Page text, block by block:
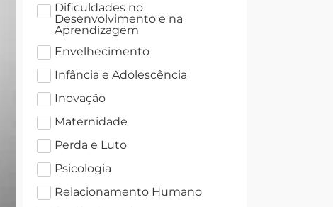
Dificuldades no
Desenvolvimento e na
Aprendizagem
Envelhecimento
Infância e Adolescência
Inovação
Maternidade
Perda e Luto
Psicologia
Relacionamento Humano